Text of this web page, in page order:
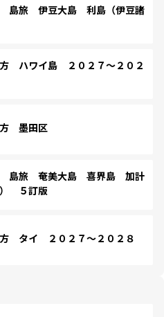
島旅 伊豆大島 利島（伊豆諸
ハワイ島 ２０２７～２０２
墨田区
島旅 奄美大島 喜界島 加計
） ５訂版
タイ ２０２７～２０２８